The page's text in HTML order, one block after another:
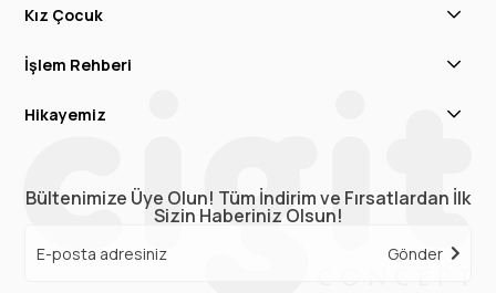
Kız Çocuk
İşlem Rehberi
Hikayemiz
Bültenimize Üye Olun! Tüm İndirim ve Fırsatlardan İlk
Sizin Haberiniz Olsun!
Gönder